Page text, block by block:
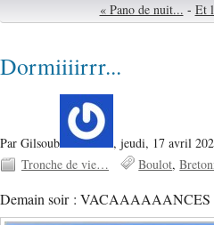
« Pano de nuit... - Et
Dormiiiirrr...
Par Gilsoub , jeudi, 17 avril
Tronche de vie…
Boulot
Demain soir : VACAAAAAANCES